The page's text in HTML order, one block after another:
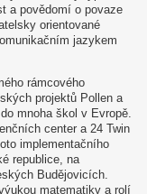
a povědomí o povaze
orientované
jazykem
rámcového
projektů Pollen a
mnoha škol v Evropě.
center a 24 Twin
implementačního
republice, na
Budějovicích.
matematiky a rolí